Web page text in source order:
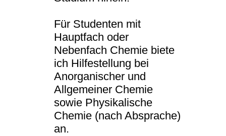
Für Studenten mit
Hauptfach oder
Nebenfach Chemie biete
ich Hilfestellung bei
Anorganischer und
Allgemeiner Chemie
sowie Physikalische
Chemie (nach Absprache)
an.